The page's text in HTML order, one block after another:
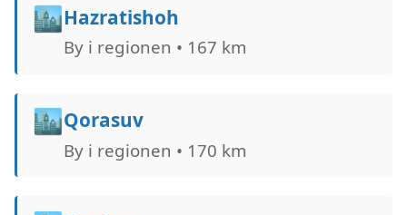
🏙️Hazratishoh
By i regionen • 167 km
🏙️Qorasuv
By i regionen • 170 km